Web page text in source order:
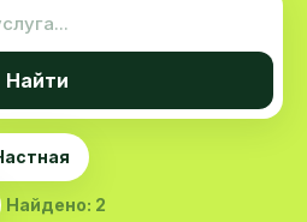
Найти
Найдено: 2